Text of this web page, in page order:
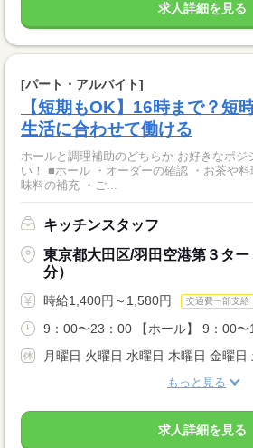
求人詳細を見る
[パート・アルバイト]
【短期もOK】16時まで？短
生活に合わせて働ける
ホールと調理補助のどちらか お好きなポジ
い！ ■ホール ・オーダーの確認 ・お茶や料理の提供 ・ソースなど調
味料の補充 ・ご...
キッチンスタッフ
東京都大田区/羽田空港第３タ
分）
時給1,400円～1,580円 交通費一部支給
9：00〜23：00 【ホール】 9：00〜
月曜日 火曜日 水曜日 木曜日 金曜日
もっと見る
求人詳細を見る